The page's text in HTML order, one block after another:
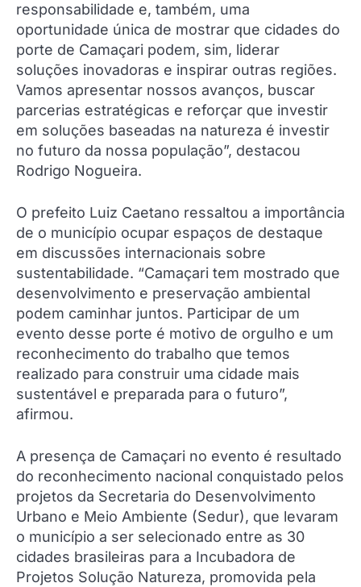
responsabilidade e, também, uma
oportunidade única de mostrar que cidades do
porte de Camaçari podem, sim, liderar
soluções inovadoras e inspirar outras regiões.
Vamos apresentar nossos avanços, buscar
parcerias estratégicas e reforçar que investir
em soluções baseadas na natureza é investir
no futuro da nossa população”, destacou
Rodrigo Nogueira.
O prefeito Luiz Caetano ressaltou a importância
de o município ocupar espaços de destaque
em discussões internacionais sobre
sustentabilidade. “Camaçari tem mostrado que
desenvolvimento e preservação ambiental
podem caminhar juntos. Participar de um
evento desse porte é motivo de orgulho e um
reconhecimento do trabalho que temos
realizado para construir uma cidade mais
sustentável e preparada para o futuro”,
afirmou.
A presença de Camaçari no evento é resultado
do reconhecimento nacional conquistado pelos
projetos da Secretaria do Desenvolvimento
Urbano e Meio Ambiente (Sedur), que levaram
o município a ser selecionado entre as 30
cidades brasileiras para a Incubadora de
Projetos Solução Natureza, promovida pela